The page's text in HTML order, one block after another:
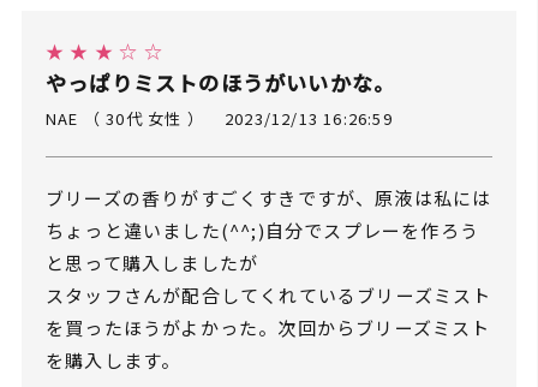
★ ★ ★ ☆ ☆
やっぱりミストのほうがいいかな。
NAE （ 30代 女性 ） 2023/12/13 16:26:59
ブリーズの香りがすごくすきですが、原液は私には
ちょっと違いました(^^;)自分でスプレーを作ろう
と思って購入しましたが
スタッフさんが配合してくれているブリーズミスト
を買ったほうがよかった。次回からブリーズミスト
を購入します。